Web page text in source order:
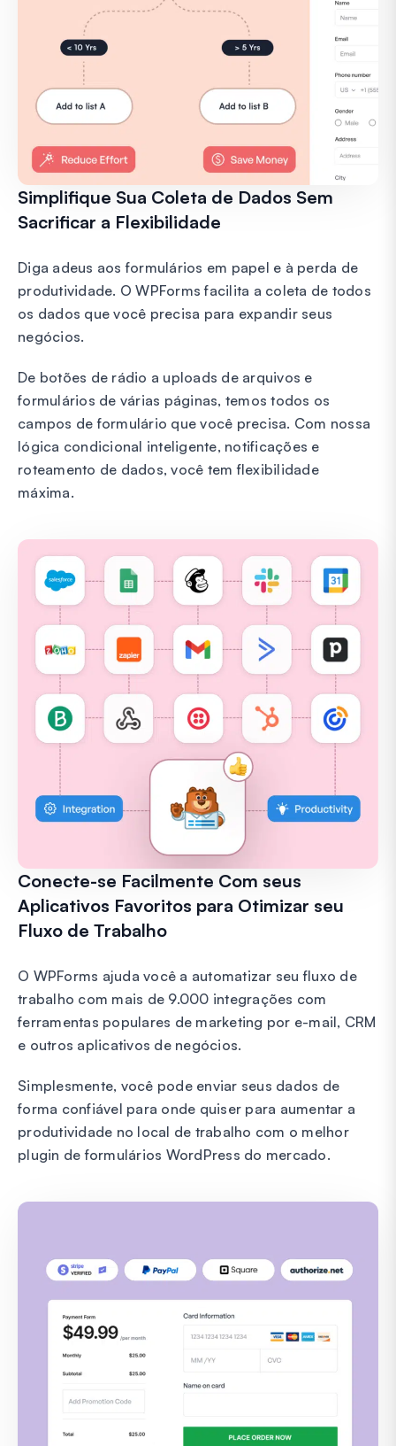
Simplifique Sua Coleta de Dados Sem
Sacrificar a Flexibilidade
Diga adeus aos formulários em papel e à perda de
produtividade. O WPForms facilita a coleta de todos
os dados que você precisa para expandir seus
negócios.
De botões de rádio a uploads de arquivos e
formulários de várias páginas, temos todos os
campos de formulário que você precisa. Com nossa
lógica condicional inteligente, notificações e
roteamento de dados, você tem flexibilidade
máxima.
Conecte-se Facilmente Com seus
Aplicativos Favoritos para Otimizar seu
Fluxo de Trabalho
O WPForms ajuda você a automatizar seu fluxo de
trabalho com mais de 9.000 integrações com
ferramentas populares de marketing por e-mail, CRM
e outros aplicativos de negócios.
Simplesmente, você pode enviar seus dados de
forma confiável para onde quiser para aumentar a
produtividade no local de trabalho com o melhor
plugin de formulários WordPress do mercado.